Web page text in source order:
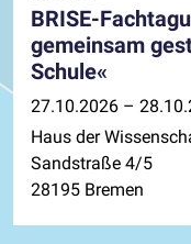
BRISE-
gemeinsam
Schule«
27.10.2026 –
Haus der
Sandstraße 4/5
28195 Bremen